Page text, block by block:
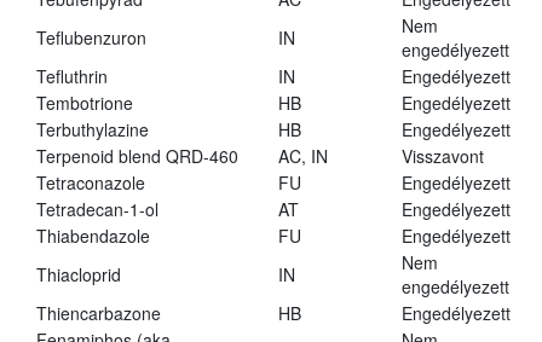
Teflubenzuron
IN
Nem
engedélyezett
Tefluthrin
IN
Engedélyezett
Tembotrione
HB
Engedélyezett
Terbuthylazine
HB
Engedélyezett
Terpenoid blend QRD-460
AC, IN
Visszavont
Tetraconazole
FU
Engedélyezett
Tetradecan-1-ol
AT
Engedélyezett
Thiabendazole
FU
Engedélyezett
Thiacloprid
IN
Nem
engedélyezett
Thiencarbazone
HB
Engedélyezett